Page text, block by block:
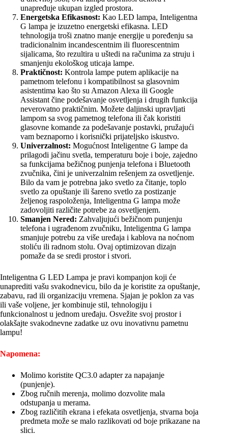
unapređuje ukupan izgled prostora.
Energetska Efikasnost: Kao LED lampa, Inteligentna
G lampa je izuzetno energetski efikasna. LED
tehnologija troši znatno manje energije u poređenju sa
tradicionalnim incandescentnim ili fluorescentnim
sijalicama, što rezultira u uštedi na računima za struju i
smanjenju ekološkog uticaja lampe.
Praktičnost: Kontrola lampe putem aplikacije na
pametnom telefonu i kompatibilnost sa glasovnim
asistentima kao što su Amazon Alexa ili Google
Assistant čine podešavanje osvetljenja i drugih funkcija
neverovatno praktičnim. Možete daljinski upravljati
lampom sa svog pametnog telefona ili čak koristiti
glasovne komande za podešavanje postavki, pružajući
vam beznaporno i korisnički prijateljsko iskustvo.
Univerzalnost: Mogućnost Inteligentne G lampe da
prilagodi jačinu svetla, temperaturu boje i boje, zajedno
sa funkcijama bežičnog punjenja telefona i Bluetooth
zvučnika, čini je univerzalnim rešenjem za osvetljenje.
Bilo da vam je potrebna jako svetlo za čitanje, toplo
svetlo za opuštanje ili šareno svetlo za postizanje
željenog raspoloženja, Inteligentna G lampa može
zadovoljiti različite potrebe za osvetljenjem.
Smanjen Nered: Zahvaljujući bežičnom punjenju
telefona i ugrađenom zvučniku, Inteligentna G lampa
smanjuje potrebu za više uređaja i kablova na noćnom
stoliću ili radnom stolu. Ovaj optimizovan dizajn
pomaže da se sredi prostor i stvori.
Inteligentna G LED Lampa je pravi kompanjon koji će
unaprediti vašu svakodnevicu, bilo da je koristite za opuštanje,
zabavu, rad ili organizaciju vremena. Sjajan je poklon za vas
ili vaše voljene, jer kombinuje stil, tehnologiju i
funkcionalnost u jednom uređaju. Osvežite svoj prostor i
olakšajte svakodnevne zadatke uz ovu inovativnu pametnu
lampu!
Napomena:
Molimo koristite QC3.0 adapter za napajanje
(punjenje).
Zbog ručnih merenja, molimo dozvolite mala
odstupanja u merama.
Zbog različitih ekrana i efekata osvetljenja, stvarna boja
predmeta može se malo razlikovati od boje prikazane na
slici.